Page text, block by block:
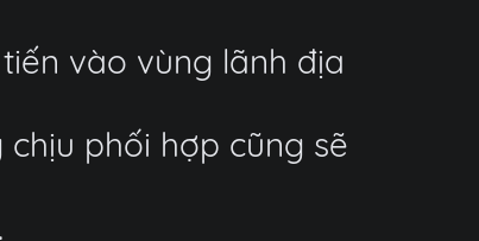
vào vùng lãnh địa
phối hợp cũng sẽ